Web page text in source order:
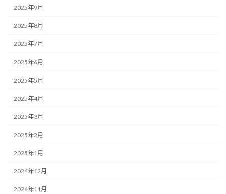
2025年9月
2025年8月
2025年7月
2025年6月
2025年5月
2025年4月
2025年3月
2025年2月
2025年1月
2024年12月
2024年11月